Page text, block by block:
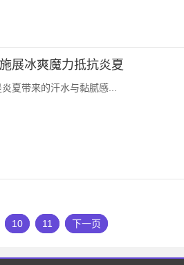
展冰爽魔力抵抗炎夏
夏带来的汗水与黏腻感...
10 11 下一页